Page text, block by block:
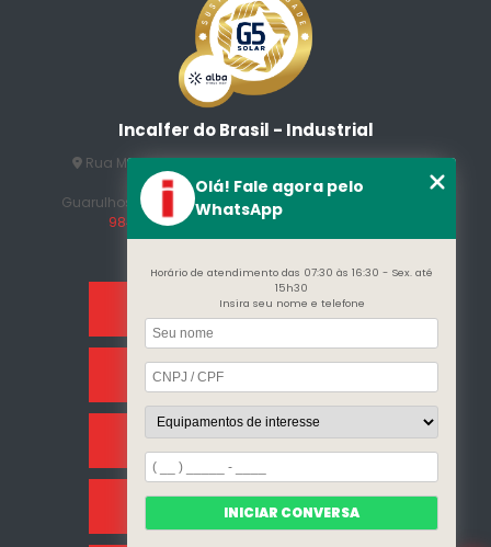
Incalfer do Brasil - Industrial
Rua Manuel Jesus Fernandes , 172 - Jardim Santo
Afonso
Guarulhos - SP - CEP: 07215-230
(11) 3296-7700
98409-5498
contato@incalfer.com.br
Home
Sobre Nós
Categorias
Clientes
Olá! Fale agora pelo
WhatsApp
Horário de atendimento das 07:30 às 16:30 - Sex. até
15h30
Insira seu nome e telefone
INICIAR CONVERSA